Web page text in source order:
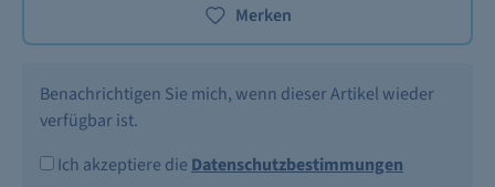
Merken
Benachrichtigen Sie mich, wenn dieser Artikel wieder
verfügbar ist.
Ich akzeptiere die Datenschutzbestimmungen